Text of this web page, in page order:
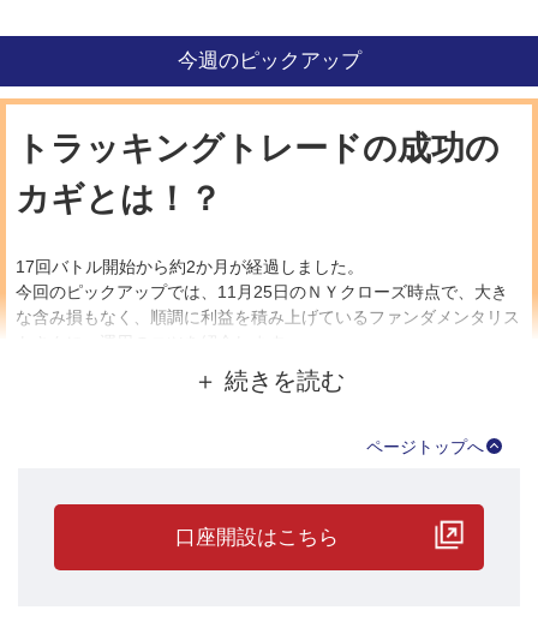
今週のピックアップ
トラッキングトレードの成功の
カギとは！？
17回バトル開始から約2か月が経過しました。
今回のピックアップでは、11月25日のＮＹクローズ時点で、大き
な含み損もなく、順調に利益を積み上げているファンダメンタリス
ページトップへ
口座開設はこちら